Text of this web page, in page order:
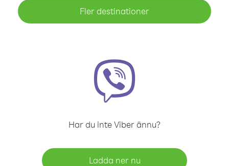
Fler destinationer
Har du inte Viber ännu?
Ladda ner nu